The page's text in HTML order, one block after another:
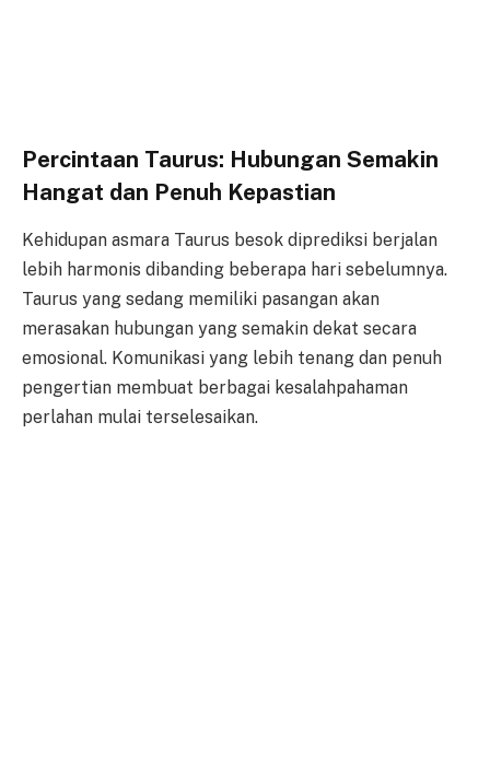
Percintaan Taurus: Hubungan Semakin
Hangat dan Penuh Kepastian
Kehidupan asmara Taurus besok diprediksi berjalan
lebih harmonis dibanding beberapa hari sebelumnya.
Taurus yang sedang memiliki pasangan akan
merasakan hubungan yang semakin dekat secara
emosional. Komunikasi yang lebih tenang dan penuh
pengertian membuat berbagai kesalahpahaman
perlahan mulai terselesaikan.